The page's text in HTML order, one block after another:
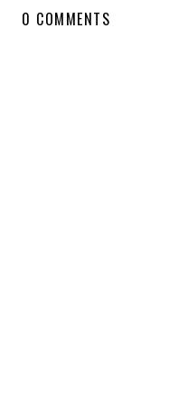
0 COMMENTS